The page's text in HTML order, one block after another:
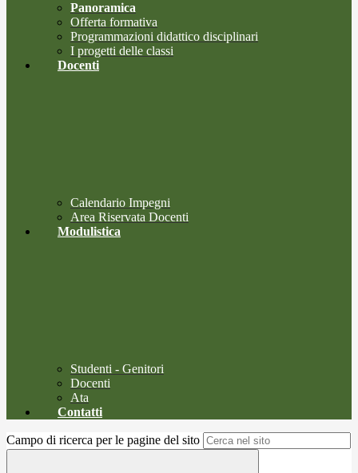
Panoramica
Offerta formativa
Programmazioni didattico disciplinari
I progetti delle classi
Docenti
Calendario Impegni
Area Riservata Docenti
Modulistica
Studenti - Genitori
Docenti
Ata
Contatti
Campo di ricerca per le pagine del sito